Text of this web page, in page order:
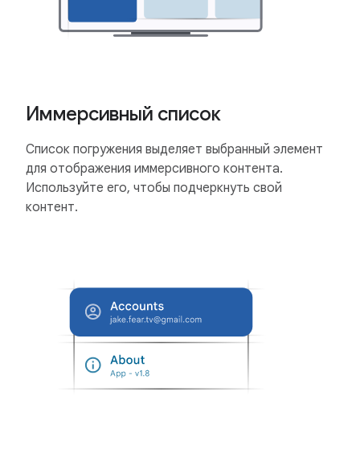
Иммерсивный список
Список погружения выделяет выбранный элемент
для отображения иммерсивного контента.
Используйте его, чтобы подчеркнуть свой
контент.